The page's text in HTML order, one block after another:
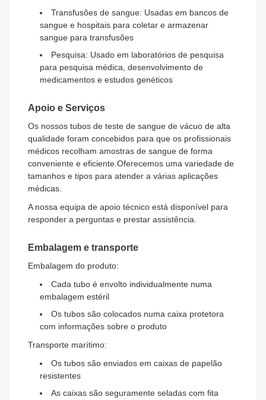
Transfusões de sangue: Usadas em bancos de
sangue e hospitais para coletar e armazenar
sangue para transfusões
Pesquisa: Usado em laboratórios de pesquisa
para pesquisa médica, desenvolvimento de
medicamentos e estudos genéticos
Apoio e Serviços
Os nossos tubos de teste de sangue de vácuo de alta
qualidade foram concebidos para que os profissionais
médicos recolham amostras de sangue de forma
conveniente e eficiente.Oferecemos uma variedade de
tamanhos e tipos para atender a várias aplicações
médicas.
A nossa equipa de apoio técnico está disponível para
responder a perguntas e prestar assistência.
Embalagem e transporte
Embalagem do produto:
Cada tubo é envolto individualmente numa
embalagem estéril
Os tubos são colocados numa caixa protetora
com informações sobre o produto
Transporte marítimo:
Os tubos são enviados em caixas de papelão
resistentes
As caixas são seguramente seladas com fita